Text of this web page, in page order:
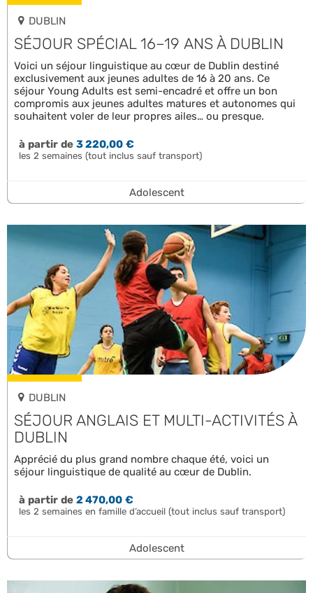
DUBLIN
SÉJOUR SPÉCIAL 16–19 ANS À DUBLIN
Voici un séjour linguistique au cœur de Dublin destiné
exclusivement aux jeunes adultes de 16 à 20 ans. Ce
séjour Young Adults est semi-encadré et offre un bon
compromis aux jeunes adultes matures et autonomes qui
souhaitent voler de leur propres ailes… ou presque.
à partir de3 220,00 €
les 2 semaines (tout inclus sauf transport)
Adolescent
DUBLIN
SÉJOUR ANGLAIS ET MULTI-ACTIVITÉS À
DUBLIN
Apprécié du plus grand nombre chaque été, voici un
séjour linguistique de qualité au cœur de Dublin.
à partir de2 470,00 €
les 2 semaines en famille d’accueil (tout inclus sauf transport)
Adolescent